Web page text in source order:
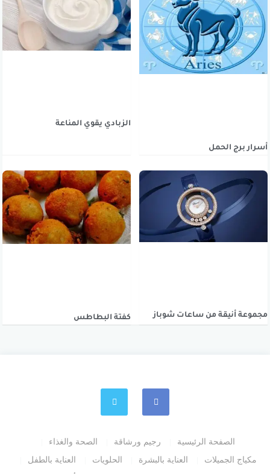
أسرار برج الحمل
الزبادي يقوي المناعة
مجموعة أنيقة من ساعات شوباز كفتة البطاطس
الصفحة الرئيسية رجيم ورشاقة
الصحة والغذاء
مكياج الجميلات
العناية بالبشرة الحلويات
العناية بالطفل